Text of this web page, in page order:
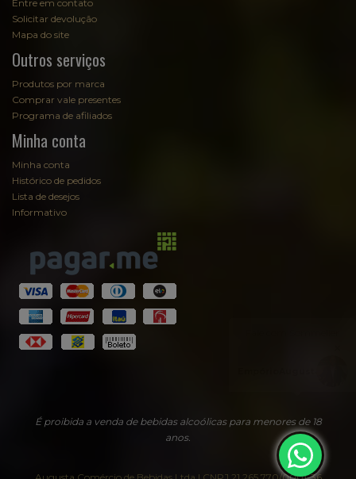
Entre em contato
Solicitar devolução
Mapa do site
Outros serviços
Produtos por marca
Comprar vale presentes
Programa de afiliados
Minha conta
Minha conta
Histórico de pedidos
Lista de desejos
Informativo
É proibida a venda de bebidas alcoólicas para menores de 18
anos.